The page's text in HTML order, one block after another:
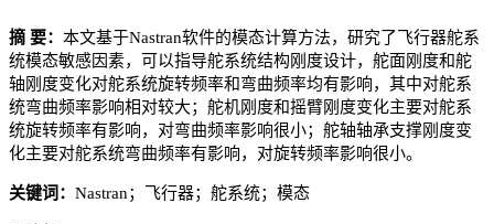
摘 要： 本文基于Nastran软件的模态计算方法，研究了飞行器舵系
统模态敏感因素，可以指导舵系统结构刚度设计，舵面刚度和舵
轴刚度变化对舵系统旋转频率和弯曲频率均有影响，其中对舵系
统弯曲频率影响相对较大；舵机刚度和摇臂刚度变化主要对舵系
统旋转频率有影响，对弯曲频率影响很小；舵轴轴承支撑刚度变
化主要对舵系统弯曲频率有影响，对旋转频率影响很小。
关键词： Nastran；飞行器；舵系统；模态